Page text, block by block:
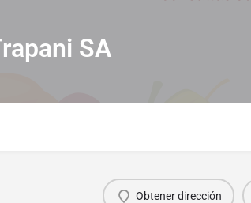
SA
Obtener dirección